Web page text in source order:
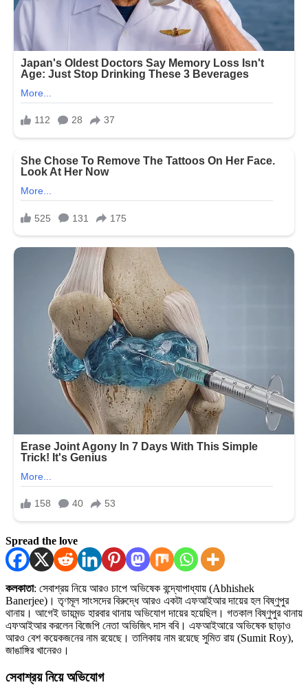
Spread the love
কলকাতা: সেবাশ্রয় নিয়ে আরও চাপে অভিষেক বন্দ্যোপাধ্যায় (Abhishek
Banerjee)। তৃণমূল সাংসদের বিরুদ্ধে আরও একটা এফআইআর দায়ের হল বিষ্ণুপুর
থানায়। আগেই ডায়মন্ড হারবার থানায় অভিযোগ দায়ের হয়েছিল। গতকাল বিষ্ণুপুর থানায়
এফআইআর করলেন বিজেপি নেতা অভিজিৎ দাস ববি। এফআইআরে অভিষেক ছাড়াও
আরও বেশ কয়েকজনের নাম রয়েছে। তালিকায় নাম রয়েছে সুমিত রায় (Sumit Roy),
জাঙাঙ্গির খানেরও।
সেবাশ্রয় নিয়ে অভিযোগ